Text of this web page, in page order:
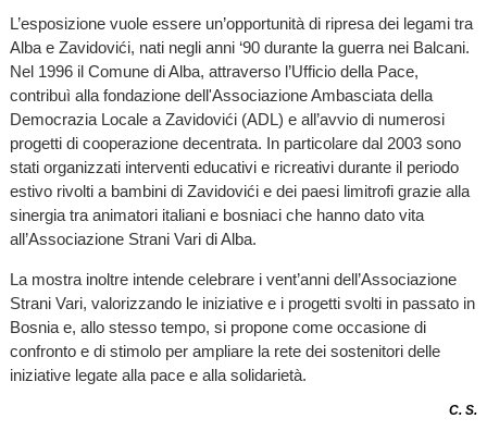
L’esposizione vuole essere un’opportunità di ripresa dei legami tra
Alba e Zavidovići, nati negli anni ‘90 durante la guerra nei Balcani.
Nel 1996 il Comune di Alba, attraverso l’Ufficio della Pace,
contribuì alla fondazione dell'Associazione Ambasciata della
Democrazia Locale a Zavidovići (ADL) e all’avvio di numerosi
progetti di cooperazione decentrata. In particolare dal 2003 sono
stati organizzati interventi educativi e ricreativi durante il periodo
estivo rivolti a bambini di Zavidovići e dei paesi limitrofi grazie alla
sinergia tra animatori italiani e bosniaci che hanno dato vita
all’Associazione Strani Vari di Alba.
La mostra inoltre intende celebrare i vent’anni dell’Associazione
Strani Vari, valorizzando le iniziative e i progetti svolti in passato in
Bosnia e, allo stesso tempo, si propone come occasione di
confronto e di stimolo per ampliare la rete dei sostenitori delle
iniziative legate alla pace e alla solidarietà.
C. S.